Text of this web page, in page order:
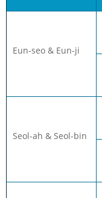
Eun-seo & Eun-ji
Seol-ah & Seol-bin